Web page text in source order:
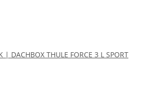
| DACHBOX THULE FORCE 3 L SPORT